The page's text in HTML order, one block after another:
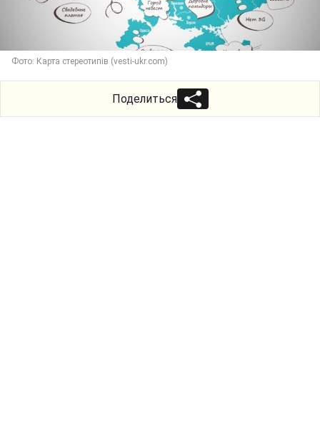
Фото: Карта стереотипів (vesti-ukr.com)
Поделиться